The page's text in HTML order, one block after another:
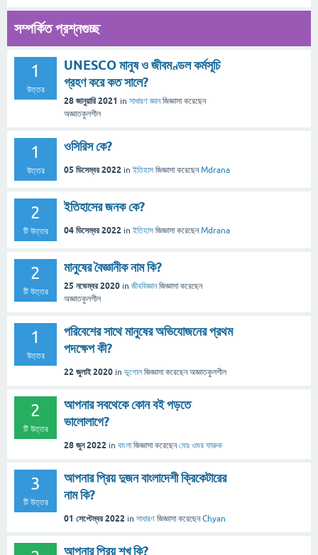
সম্পর্কিত প্রশ্নগুচ্ছ
1
উত্তর
UNESCO মানুষ ও জীবমণ্ডল কর্মসূচি
গ্রহণ করে কত সালে?
28 জানুয়ারি 2021 in সাধারণ জ্ঞান জিজ্ঞাসা করেছেন
অজ্ঞাতকুলশীল
1
উত্তর
ওসিরিস কে?
05 ডিসেম্বর 2022 in ইতিহাস জিজ্ঞাসা করেছেনMdrana
2
টি উত্তর
ইতিহাসের জনক কে?
04 ডিসেম্বর 2022 in ইতিহাস জিজ্ঞাসা করেছেনMdrana
2
টি উত্তর
মানুষের বৈজ্ঞানীক নাম কি?
25 নভেম্বর 2020 in জীববিজ্ঞান জিজ্ঞাসা করেছেন
অজ্ঞাতকুলশীল
1
উত্তর
পরিবেশের সাথে মানুষের অভিযোজনের প্রথম
পদক্ষেপ কী?
22 জুলাই 2020 in ভূগোল জিজ্ঞাসা করেছেনঅজ্ঞাতকুলশীল
2
টি উত্তর
আপনার সবথেকে কোন বই পড়তে
ভালোলাগে?
28 জুন 2022 in বাংলা জিজ্ঞাসা করেছেনমোঃ ওমর ফারুক
3
টি উত্তর
আপনার প্রিয় দুজন বাংলাদেশী ক্রিকেটারের
নাম কি?
01 সেপ্টেম্বর 2022 in সাধারণ জিজ্ঞাসা করেছেনChyan
আপনার প্রিয় শখ কি?